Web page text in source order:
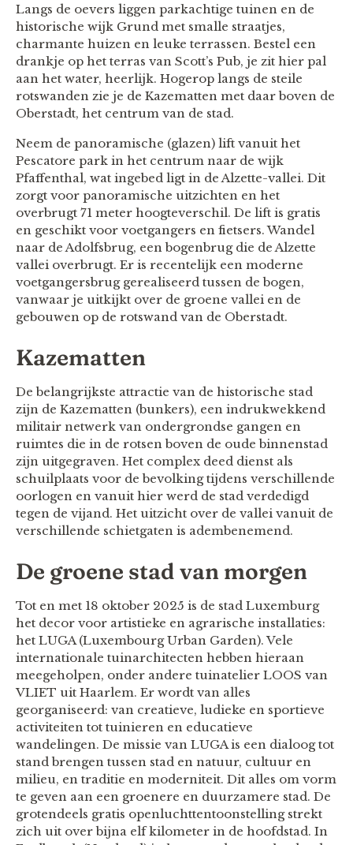
Langs de oevers liggen parkachtige tuinen en de
historische wijk Grund met smalle straatjes,
charmante huizen en leuke terrassen. Bestel een
drankje op het terras van Scott’s Pub, je zit hier pal
aan het water, heerlijk. Hogerop langs de steile
rotswanden zie je de Kazematten met daar boven de
Oberstadt, het centrum van de stad.
Neem de panoramische (glazen) lift vanuit het
Pescatore park in het centrum naar de wijk
Pfaffenthal, wat ingebed ligt in de Alzette-vallei. Dit
zorgt voor panoramische uitzichten en het
overbrugt 71 meter hoogteverschil. De lift is gratis
en geschikt voor voetgangers en fietsers. Wandel
naar de Adolfsbrug, een bogenbrug die de Alzette
vallei overbrugt. Er is recentelijk een moderne
voetgangersbrug gerealiseerd tussen de bogen,
vanwaar je uitkijkt over de groene vallei en de
gebouwen op de rotswand van de Oberstadt.
Kazematten
De belangrijkste attractie van de historische stad
zijn de Kazematten (bunkers), een indrukwekkend
militair netwerk van ondergrondse gangen en
ruimtes die in de rotsen boven de oude binnenstad
zijn uitgegraven. Het complex deed dienst als
schuilplaats voor de bevolking tijdens verschillende
oorlogen en vanuit hier werd de stad verdedigd
tegen de vijand. Het uitzicht over de vallei vanuit de
verschillende schietgaten is adembenemend.
De groene stad van morgen
Tot en met 18 oktober 2025 is de stad Luxemburg
het decor voor artistieke en agrarische installaties:
het LUGA (Luxembourg Urban Garden). Vele
internationale tuinarchitecten hebben hieraan
meegeholpen, onder andere tuinatelier LOOS van
VLIET uit Haarlem. Er wordt van alles
georganiseerd: van creatieve, ludieke en sportieve
activiteiten tot tuinieren en educatieve
wandelingen. De missie van LUGA is een dialoog tot
stand brengen tussen stad en natuur, cultuur en
milieu, en traditie en moderniteit. Dit alles om vorm
te geven aan een groenere en duurzamere stad. De
grotendeels gratis openluchttentoonstelling strekt
zich uit over bijna elf kilometer in de hoofdstad. In